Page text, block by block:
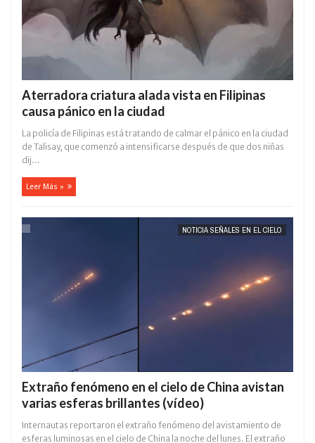
Aterradora criatura alada vista en Filipinas
causa pánico en la ciudad
La policía de Filipinas está tratando de calmar el pánico en la ciudad
de Talisay, que comenzó a intensificarse después de que dos niñas
dij...
Leer Más »
NOTICIA SEÑALES EN EL CIELO
Extraño fenómeno en el cielo de China avistan
varias esferas brillantes (vídeo)
Internautas reportaron el extraño fenómeno del avistamiento de
esferas luminosas en el cielo de China la noche del lunes. El extraño